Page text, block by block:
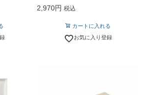
2,970 税込
カートに入れる
お気に入り登録